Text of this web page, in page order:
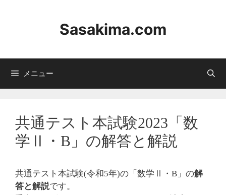
ツ
Sasakima.com
メニュー
共通テスト本試験2023「数
学Ⅱ・B」の解答と解説
共通テスト本試験(令和5年)の「数学Ⅱ・B」の解
答と解説です。